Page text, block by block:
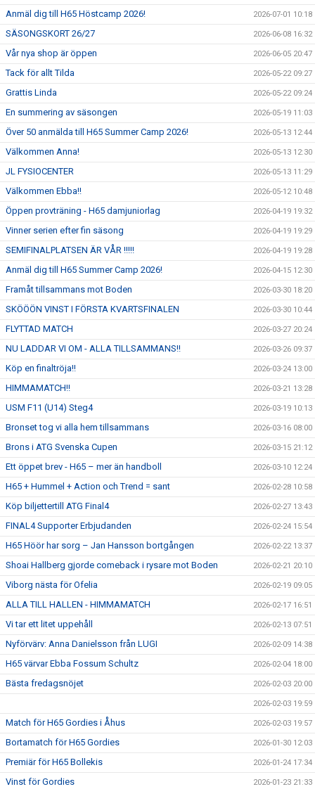
IDROTTSFÖRSÄKRINGAR
Anmäl dig till H65 Höstcamp 2026! 2026-07-01 10:18
SÄSONGSKORT 26/27 2026-06-08 16:32
Vår nya shop är öppen 2026-06-05 20:47
Tack för allt Tilda 2026-05-22 09:27
Grattis Linda 2026-05-22 09:24
En summering av säsongen 2026-05-19 11:03
Över 50 anmälda till H65 Summer Camp 2026! 2026-05-13 12:44
Välkommen Anna! 2026-05-13 12:30
JL FYSIOCENTER 2026-05-13 11:29
Välkommen Ebba!! 2026-05-12 10:48
Öppen provträning - H65 damjuniorlag 2026-04-19 19:32
Vinner serien efter fin säsong 2026-04-19 19:29
SEMIFINALPLATSEN ÄR VÅR !!!!! 2026-04-19 19:28
Anmäl dig till H65 Summer Camp 2026! 2026-04-15 12:30
Framåt tillsammans mot Boden 2026-03-30 18:20
SKÖÖÖN VINST I FÖRSTA KVARTSFINALEN 2026-03-30 10:44
FLYTTAD MATCH 2026-03-27 20:24
NU LADDAR VI OM - ALLA TILLSAMMANS!! 2026-03-26 09:37
Köp en finaltröja!! 2026-03-24 13:00
HIMMAMATCH!! 2026-03-21 13:28
USM F11 (U14) Steg4 2026-03-19 10:13
Bronset tog vi alla hem tillsammans 2026-03-16 08:00
Brons i ATG Svenska Cupen 2026-03-15 21:12
Ett öppet brev - H65 – mer än handboll 2026-03-10 12:24
H65 + Hummel + Action och Trend = sant 2026-02-28 10:58
Köp biljettertill ATG Final4 2026-02-27 13:43
FINAL4 Supporter Erbjudanden 2026-02-24 15:54
H65 Höör har sorg – Jan Hansson bortgången 2026-02-22 13:37
Shoai Hallberg gjorde comeback i rysare mot Boden 2026-02-21 20:10
Viborg nästa för Ofelia 2026-02-19 09:05
ALLA TILL HALLEN - HIMMAMATCH 2026-02-17 16:51
Vi tar ett litet uppehåll 2026-02-13 07:51
Nyförvärv: Anna Danielsson från LUGI 2026-02-09 14:38
H65 värvar Ebba Fossum Schultz 2026-02-04 18:00
Bästa fredagsnöjet 2026-02-03 20:00
2026-02-03 19:59
Match för H65 Gordies i Åhus 2026-02-03 19:57
Bortamatch för H65 Gordies 2026-01-30 12:03
Premiär för H65 Bollekis 2026-01-24 17:34
Vinst för Gordies 2026-01-23 21:33